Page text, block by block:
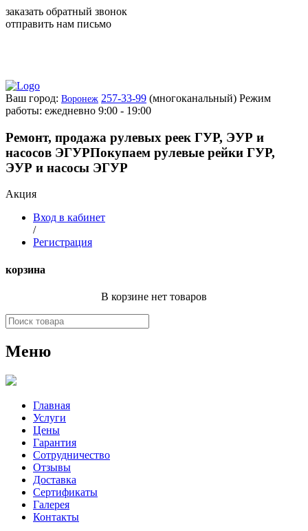
заказать обратный звонок
отправить нам письмо
Ваш город: Воронеж 257-33-99 (многоканальный) Режим
работы: ежедневно 9:00 - 19:00
Ремонт, продажа рулевых реек ГУР, ЭУР и
насосов ЭГУРПокупаем рулевые рейки ГУР,
ЭУР и насосы ЭГУР
Акция
Вход в кабинет
/
Регистрация
корзина
В корзине нет товаров
Меню
Главная
Услуги
Цены
Гарантия
Сотрудничество
Отзывы
Доставка
Сертификаты
Галерея
Контакты